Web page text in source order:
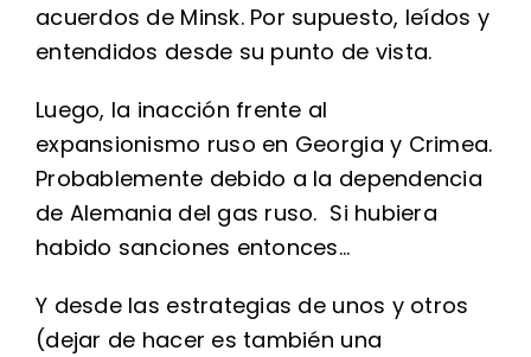
acuerdos de Minsk. Por supuesto, leídos y
entendidos desde su punto de vista.
Luego, la inacción frente al
expansionismo ruso en Georgia y Crimea.
Probablemente debido a la dependencia
de Alemania del gas ruso. Si hubiera
habido sanciones entonces…
Y desde las estrategias de unos y otros
(dejar de hacer es también una